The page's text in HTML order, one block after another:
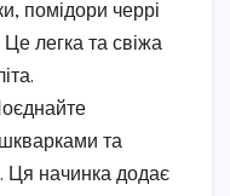
помідори черрі
Це легка та свіжа
та
начинка додає